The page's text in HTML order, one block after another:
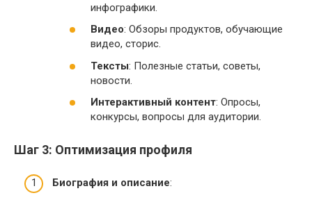
инфографики.
Видео: Обзоры продуктов, обучающие
видео, сторис.
Тексты: Полезные статьи, советы,
новости.
Интерактивный контент: Опросы,
конкурсы, вопросы для аудитории.
Шаг 3: Оптимизация профиля
Биография и описание: